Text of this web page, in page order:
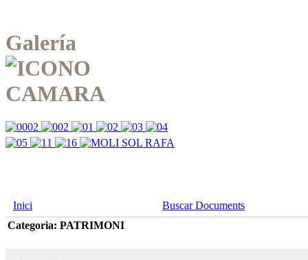
Galería
Inici
Buscar Documents
Categoria: PATRIMONI